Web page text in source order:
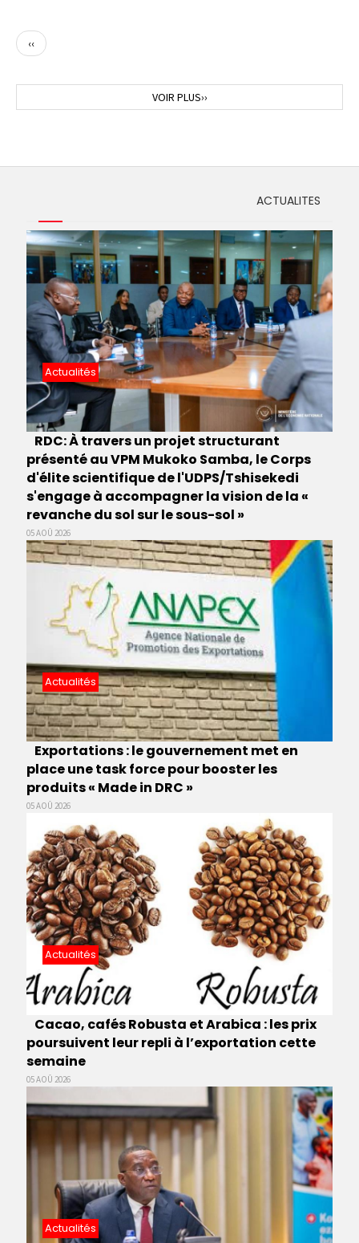
Page
précédente
‹‹
Page
suivante
VOIR PLUS››
ACTUALITES
Actualités
RDC: À travers un projet structurant
présenté au VPM Mukoko Samba, le Corps
d'élite scientifique de l'UDPS/Tshisekedi
s'engage à accompagner la vision de la «
revanche du sol sur le sous-sol »
05 AOÛ 2026
Actualités
Exportations : le gouvernement met en
place une task force pour booster les
produits « Made in DRC »
05 AOÛ 2026
Actualités
Cacao, cafés Robusta et Arabica : les prix
poursuivent leur repli à l’exportation cette
semaine
05 AOÛ 2026
Actualités